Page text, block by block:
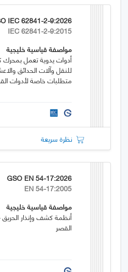
IEC 62841-2-9:2026
IEC 62841-2-9:2015
مواصفة قياسية خليجية
أدوات يدوية تعمل بمحرك
متطلبات خاصة لأدوات
نظرة سريعة
GSO EN 54-17:2026
EN 54-17:2005
مواصفة قياسية خليجية
القصر